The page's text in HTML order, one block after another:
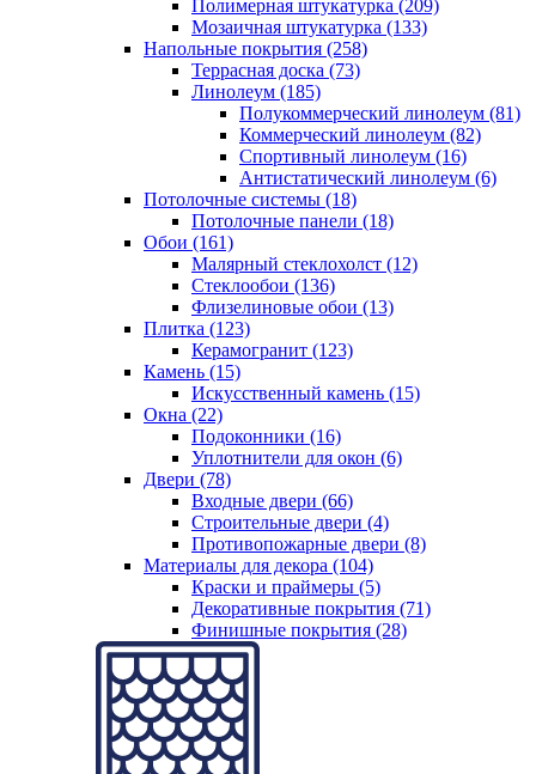
Полимерная штукатурка (209)
Мозаичная штукатурка (133)
Напольные покрытия (258)
Террасная доска (73)
Линолеум (185)
Полукоммерческий линолеум (81)
Коммерческий линолеум (82)
Спортивный линолеум (16)
Антистатический линолеум (6)
Потолочные системы (18)
Потолочные панели (18)
Обои (161)
Малярный стеклохолст (12)
Стеклообои (136)
Флизелиновые обои (13)
Плитка (123)
Керамогранит (123)
Камень (15)
Искусственный камень (15)
Окна (22)
Подоконники (16)
Уплотнители для окон (6)
Двери (78)
Входные двери (66)
Строительные двери (4)
Противопожарные двери (8)
Материалы для декора (104)
Краски и праймеры (5)
Декоративные покрытия (71)
Финишные покрытия (28)